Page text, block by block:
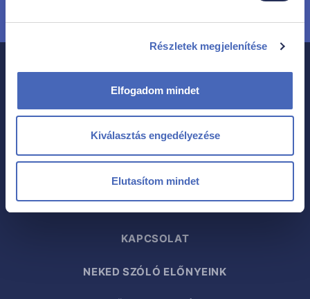
Részletek megjelenítése
Elfogadom mindet
Kiválasztás engedélyezése
Elutasítom mindet
Rólunk
KAPCSOLAT
NEKED SZÓLÓ ELŐNYEINK